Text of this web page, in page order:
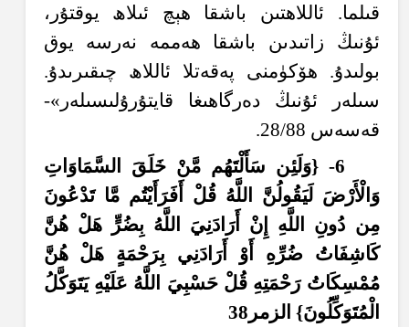
قىلما. ئاللاھتىن باشقا ھېچ ئىلاھ يوقتۇر،
ئۇنىڭ زاتىدىن باشقا ھەممە نەرسە يوق
بولىدۇ. ھۆكۈمنى پەقەتلا ئاللاھ چىقىرىدۇ.
سىلەر ئۇنىڭ دەرگاھىغا قايتۇرۇلىسىلەر»-
قەسەس 28/88.
6- {و
لئن سَأَلتَهُم من خلق السماو ات
و الرْضَ ليقولن اللَّهُ قل أَفر َأَيتم ما تدعون
من دون اللَّهِ ن أَر ادني اللَّهُ بِضُر هَل هُن
كاشفات ضُرِّهِ أَو أَر ادني برحمَةٍ هَل هُن
ممسكات رحمتِهِ قل حسبي اللَّهُ عليْهِ يتوكل
المتوكلون} الزمر38